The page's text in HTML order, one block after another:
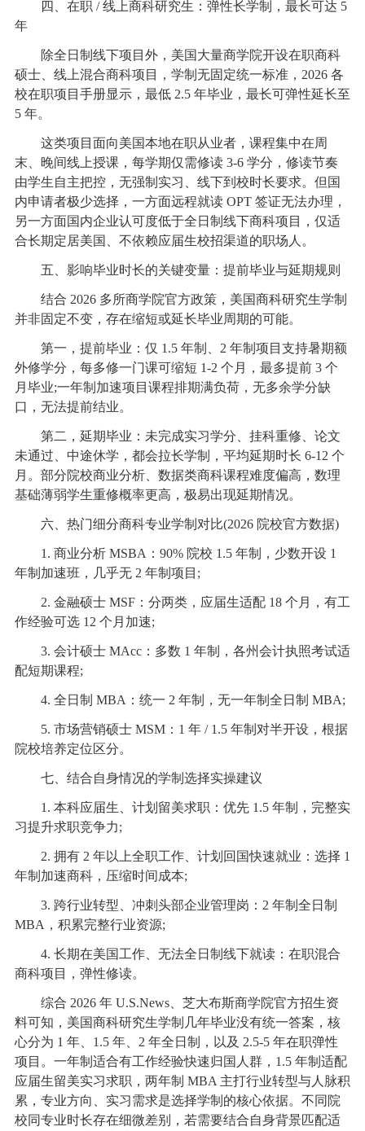
四、在职 / 线上商科研究生：弹性长学制，最长可达 5
年
除全日制线下项目外，美国大量商学院开设在职商科
硕士、线上混合商科项目，学制无固定统一标准，2026 各
校在职项目手册显示，最低 2.5 年毕业，最长可弹性延长至
5 年。
这类项目面向美国本地在职从业者，课程集中在周
末、晚间线上授课，每学期仅需修读 3-6 学分，修读节奏
由学生自主把控，无强制实习、线下到校时长要求。但国
内申请者极少选择，一方面远程就读 OPT 签证无法办理，
另一方面国内企业认可度低于全日制线下商科项目，仅适
合长期定居美国、不依赖应届生校招渠道的职场人。
五、影响毕业时长的关键变量：提前毕业与延期规则
结合 2026 多所商学院官方政策，美国商科研究生学制
并非固定不变，存在缩短或延长毕业周期的可能。
第一，提前毕业：仅 1.5 年制、2 年制项目支持暑期额
外修学分，每多修一门课可缩短 1-2 个月，最多提前 3 个
月毕业;一年制加速项目课程排期满负荷，无多余学分缺
口，无法提前结业。
第二，延期毕业：未完成实习学分、挂科重修、论文
未通过、中途休学，都会拉长学制，平均延期时长 6-12 个
月。部分院校商业分析、数据类商科课程难度偏高，数理
基础薄弱学生重修概率更高，极易出现延期情况。
六、热门细分商科专业学制对比(2026 院校官方数据)
1. 商业分析 MSBA：90% 院校 1.5 年制，少数开设 1
年制加速班，几乎无 2 年制项目;
2. 金融硕士 MSF：分两类，应届生适配 18 个月，有工
作经验可选 12 个月加速;
3. 会计硕士 MAcc：多数 1 年制，各州会计执照考试适
配短期课程;
4. 全日制 MBA：统一 2 年制，无一年制全日制 MBA;
5. 市场营销硕士 MSM：1 年 / 1.5 年制对半开设，根据
院校培养定位区分。
七、结合自身情况的学制选择实操建议
1. 本科应届生、计划留美求职：优先 1.5 年制，完整实
习提升求职竞争力;
2. 拥有 2 年以上全职工作、计划回国快速就业：选择 1
年制加速商科，压缩时间成本;
3. 跨行业转型、冲刺头部企业管理岗：2 年制全日制
MBA，积累完整行业资源;
4. 长期在美国工作、无法全日制线下就读：在职混合
商科项目，弹性修读。
综合 2026 年 U.S.News、芝大布斯商学院官方招生资
料可知，美国商科研究生学制几年毕业没有统一答案，核
心分为 1 年、1.5 年、2 年全日制，以及 2.5-5 年在职弹性
项目。一年制适合有工作经验快速归国人群，1.5 年制适配
应届生留美实习求职，两年制 MBA 主打行业转型与人脉积
累，专业方向、实习需求是选择学制的核心依据。不同院
校同专业时长存在细微差别，若需要结合自身背景匹配适